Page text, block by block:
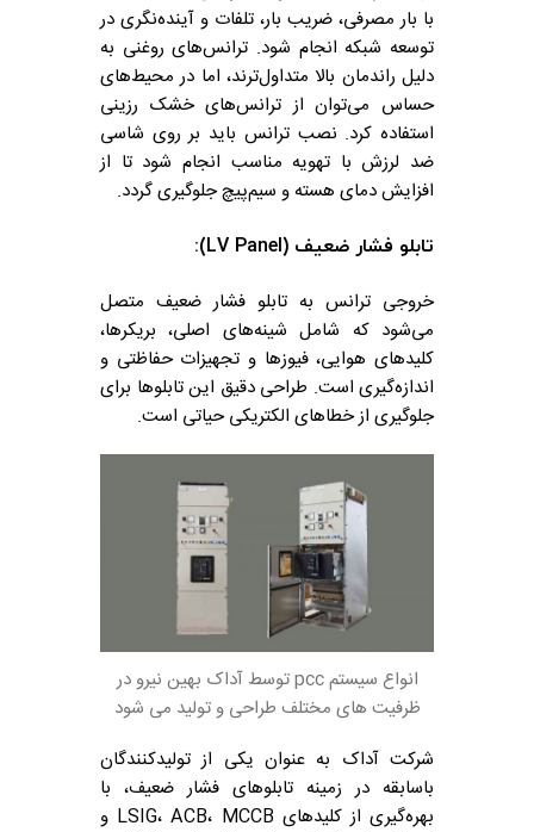
با بار مصرفی، ضریب بار، تلفات و آینده‌نگری در
توسعه شبکه انجام شود. ترانس‌های روغنی به
دلیل راندمان بالا متداول‌ترند، اما در محیط‌های
حساس می‌توان از ترانس‌های خشک رزینی
استفاده کرد. نصب ترانس باید بر روی شاسی
ضد لرزش با تهویه مناسب انجام شود تا از
افزایش دمای هسته و سیم‌پیچ جلوگیری گردد.
تابلو فشار ضعیف (LV Panel):
خروجی ترانس به تابلو فشار ضعیف متصل
می‌شود که شامل شینه‌های اصلی، بریکرها،
کلیدهای هوایی، فیوزها و تجهیزات حفاظتی و
اندازه‌گیری است. طراحی دقیق این تابلوها برای
جلوگیری از خطاهای الکتریکی حیاتی است.
انواع سیستم pcc توسط آداک بهین نیرو در
ظرفیت های مختلف طراحی و تولید می شود
شرکت آداک به عنوان یکی از تولیدکنندگان
باسابقه در زمینه تابلوهای فشار ضعیف، با
بهره‌گیری از کلیدهای LSIG، ACB، MCCB و